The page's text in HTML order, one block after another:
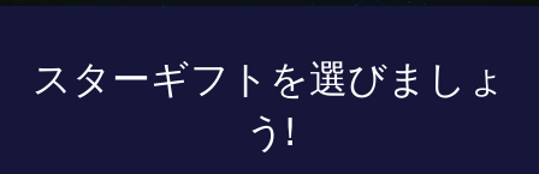
スターギフトを選びましょ
う!